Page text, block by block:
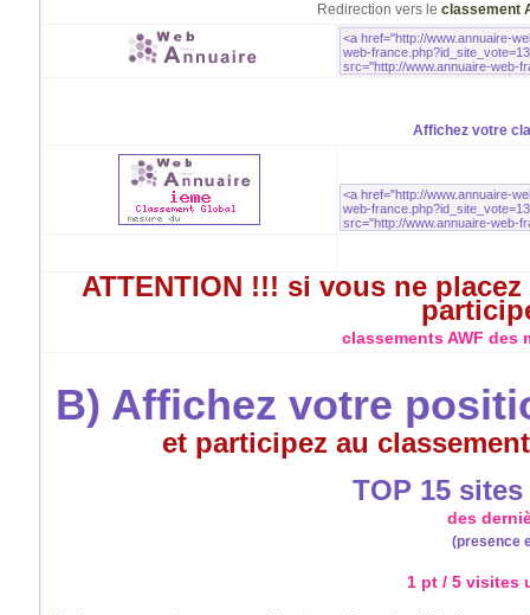
Redirection vers le classement
Affichez votre
ATTENTION !!! si vous ne
classements AWF des
B) Affichez votre
et participez au
TOP 15
des
(presence
1 pt / 5 visites